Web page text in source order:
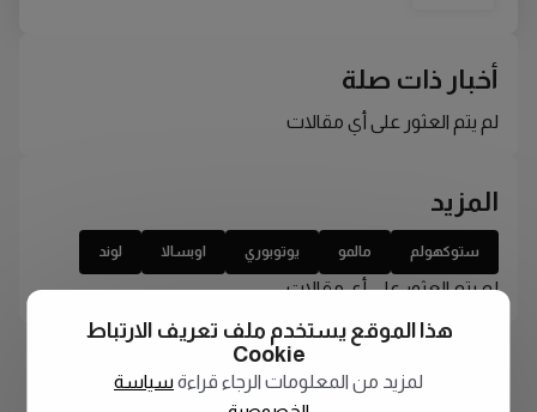
أخبار ذات صلة
لم يتم العثور على أي مقالات
المزيد
ستوكهولم مالمو يوتوبوري اوبسالا لوند
لم يتم العثور على أي مقالات
هذا الموقع يستخدم ملف تعريف الارتباط
Cookie
لمزيد من المعلومات الرجاء قراءة سياسة